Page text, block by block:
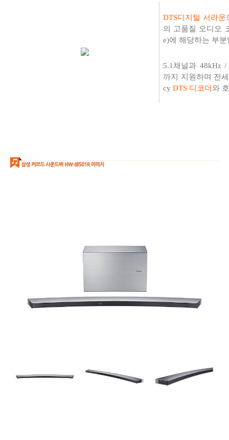
DTS디지털 서라
의 고품질 오디오
e)에 해당하는 부분
5.1채널과 48kHz
까지 지원하며 전
cy DTS 디코더 와